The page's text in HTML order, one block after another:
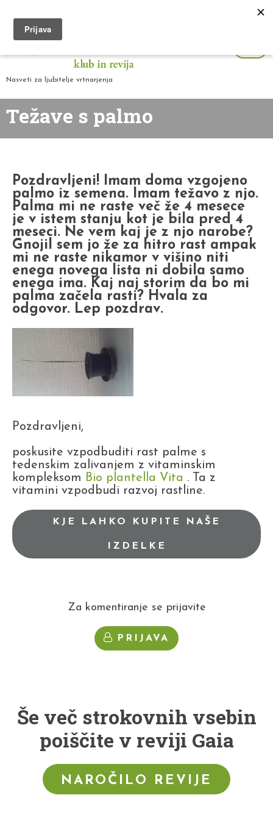
Nasveti za ljubitelje vrtnarjenja
Težave s palmo
Pozdravljeni! Imam doma vzgojeno
palmo iz semena. Imam težavo z njo.
Palma mi ne raste več že 4 mesece
je v istem stanju kot je bila pred 4
meseci. Ne vem kaj je z njo narobe?
Gnojil sem jo že za hitro rast ampak
mi ne raste nikamor v višino niti
enega novega lista ni dobila samo
enega ima. Kaj naj storim da bo mi
palma začela rasti? Hvala za
odgovor. Lep pozdrav.
Pozdravljeni,
poskusite vzpodbuditi rast palme s
tedenskim zalivanjem z vitaminskim
kompleksom Bio plantella Vita . Ta z
vitamini vzpodbudi razvoj rastline.
KJE LAHKO KUPITE NAŠE
IZDELKE
Za komentiranje se prijavite
PRIJAVA
Še več strokovnih vsebin
poiščite v reviji Gaia
NAROČILO REVIJE